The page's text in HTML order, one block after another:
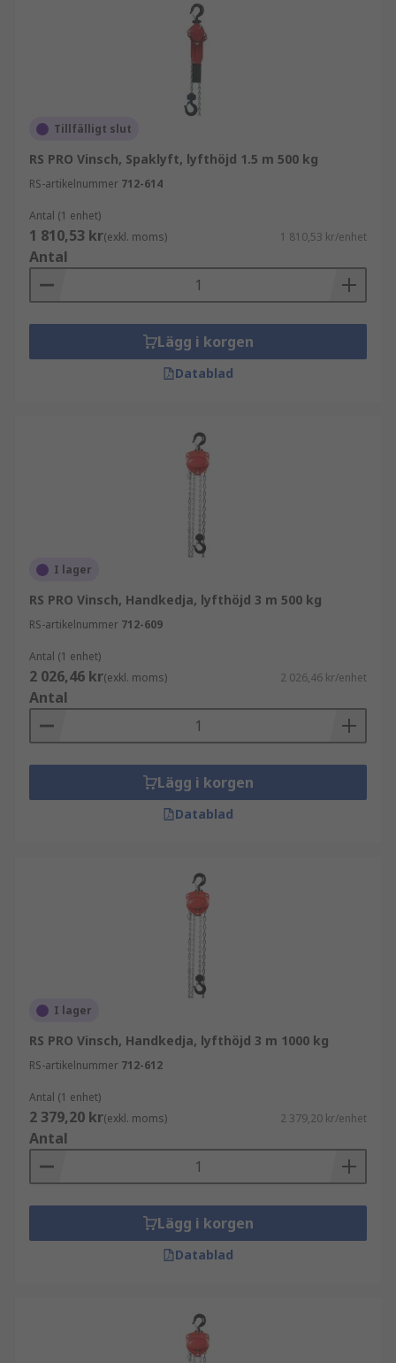
Hur ofta kommer lyftanordningen att användas
och hur länge? Detta påverkar lyftanordningens
Har lämpliga strukturella fästen installerats? Till
exempel spridningsbalkar, lastblock, krokfästen.
vara högre än viktkapaciteten för den struktur
som stöder lyftanordningen.
Tillfälligt slut
RS PRO Vinsch, Spaklyft, lyfthöjd 1.5 m 500 kg
RS-artikelnummer 712-614
Antal (1 enhet)
1 810,53 kr(exkl. moms) 1 810,53 kr/enhet
Antal
Lägg i korgen
Datablad
I lager
RS PRO Vinsch, Handkedja, lyfthöjd 3 m 500 kg
RS-artikelnummer 712-609
Antal (1 enhet)
2 026,46 kr(exkl. moms) 2 026,46 kr/enhet
Antal
Lägg i korgen
Datablad
I lager
RS PRO Vinsch, Handkedja, lyfthöjd 3 m 1000 kg
RS-artikelnummer 712-612
Antal (1 enhet)
2 379,20 kr(exkl. moms) 2 379,20 kr/enhet
Antal
Lägg i korgen
Datablad